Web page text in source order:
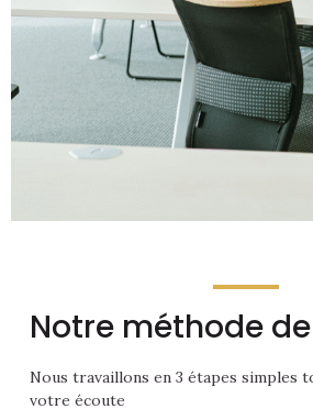
Notre méthode
Nous travaillons en 3 étapes simples
votre écoute